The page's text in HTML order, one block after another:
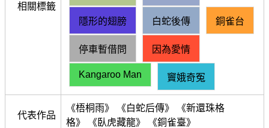
相關標籤
隱形的翅膀 白蛇後傳 銅雀台
停車暫借問 因為愛情
Kangaroo Man 竇娥奇冤
代表作品
《梧桐雨》 《白蛇后傳》 《新還珠格
格》 《臥虎藏龍》 《銅雀臺》